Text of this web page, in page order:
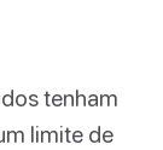
tenham
limite de